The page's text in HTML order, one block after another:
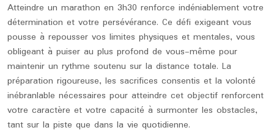
Atteindre un marathon en 3h30 renforce indéniablement votre
détermination et votre persévérance. Ce défi exigeant vous
pousse à repousser vos limites physiques et mentales, vous
obligeant à puiser au plus profond de vous-même pour
maintenir un rythme soutenu sur la distance totale. La
préparation rigoureuse, les sacrifices consentis et la volonté
inébranlable nécessaires pour atteindre cet objectif renforcent
votre caractère et votre capacité à surmonter les obstacles,
tant sur la piste que dans la vie quotidienne.